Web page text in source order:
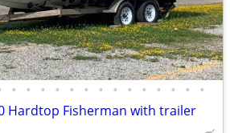
• • • • • • • • • • • • • •
Hardtop Fisherman with trailer